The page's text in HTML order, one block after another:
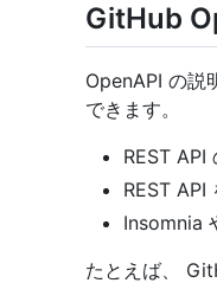
GitHub
OpenAPI の説
できます。
REST API
REST API
Insomnia
たとえば、